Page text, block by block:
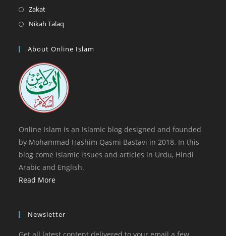
tab
ZakatOpens
in
new
Nikah Talaq
a
tab
About Online Islam
Online Islam is an Islamic blog designed and founded
by Mohammad Hashim Qasmi Bastavi in 2018. In this
blog come islamic issues and articles in Urdu, Hindi
Arabic and English.
Read More
Newsletter